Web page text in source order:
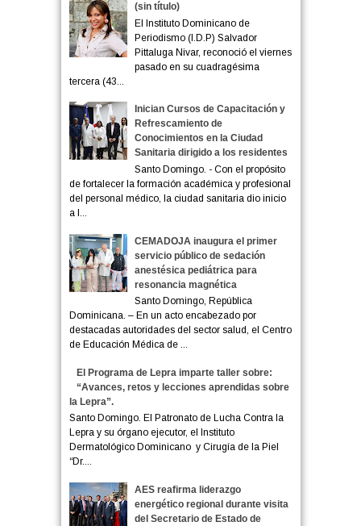
(sin título)
El Instituto Dominicano de
Periodismo (I.D.P) Salvador
Pittaluga Nivar, reconoció el viernes
pasado en su cuadragésima
tercera (43...
Inician Cursos de Capacitación y
Refrescamiento de
Conocimientos en la Ciudad
Sanitaria dirigido a los residentes
Santo Domingo. - Con el propósito
de fortalecer la formación académica y profesional
del personal médico, la ciudad sanitaria dio inicio
a l...
CEMADOJA inaugura el primer
servicio público de sedación
anestésica pediátrica para
resonancia magnética
Santo Domingo, República
Dominicana. – En un acto encabezado por
destacadas autoridades del sector salud, el Centro
de Educación Médica de ...
El Programa de Lepra imparte taller sobre:
“Avances, retos y lecciones aprendidas sobre
la Lepra”.
Santo Domingo. El Patronato de Lucha Contra la
Lepra y su órgano ejecutor, el Instituto
Dermatológico Dominicano y Cirugía de la Piel
“Dr....
AES reafirma liderazgo
energético regional durante visita
del Secretario de Estado de